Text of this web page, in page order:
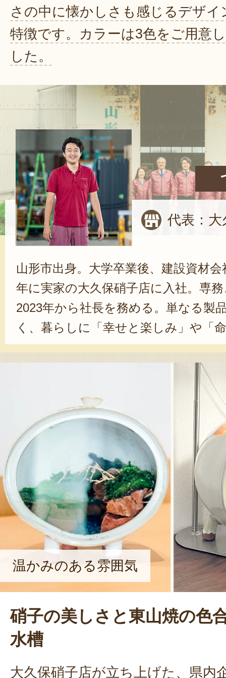
さの中に懐かしさも感じるデザイ
特徴です。カラーは3色をご用意
した。
代表：大
山形市出身。大学卒業後、建設資材
年に実家の大久保硝子店に入社。専
2023年から社長を務める。単なる製
く、暮らしに「幸せと楽しみ」や「
「心にゆとりのある時間」を届ける
る。その思いから、2023年に県内企
のづくり事業「HANDSHAKES」を
通じて、大好きな故郷・山形の未来
を尽くしている。
温かみのある雰囲気
硝子の美しさと東山焼の色
水槽
大久保硝子店が立ち上げた、県内